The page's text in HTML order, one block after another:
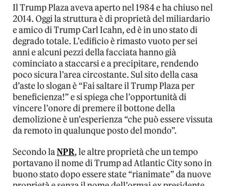
Il Trump Plaza aveva aperto nel 1984 e ha chiuso nel
2014. Oggi la struttura è di proprietà del miliardario
e amico di Trump Carl Icahn, ed è in uno stato di
degrado totale. L’edificio è rimasto vuoto per sei
anni e alcuni pezzi della facciata hanno già
cominciato a staccarsi e a precipitare, rendendo
poco sicura l’area circostante. Sul sito della casa
d’aste lo slogan è “Fai saltare il Trump Plaza per
beneficienza!” e si spiega che l’opportunità di
vincere l’onore di premere il bottone della
demolizione è un’esperienza “che può essere vissuta
da remoto in qualunque posto del mondo”.
Secondo laNPR, le altre proprietà che un tempo
portavano il nome di Trump ad Atlantic City sono in
buono stato dopo essere state “rianimate” da nuove